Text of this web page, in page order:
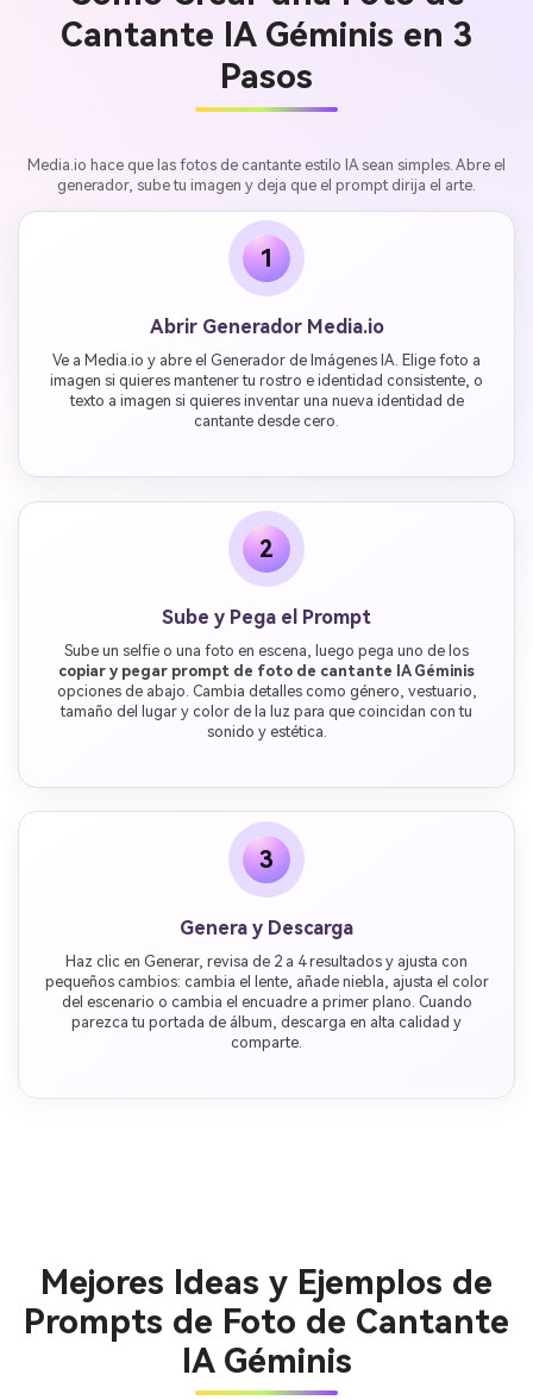
Cantante IA Géminis en 3
Pasos
Media.io hace que las fotos de cantante estilo IA sean simples. Abre el
generador, sube tu imagen y deja que el prompt dirija el arte.
1
Abrir Generador Media.io
Ve a Media.io y abre el Generador de Imágenes IA. Elige foto a
imagen si quieres mantener tu rostro e identidad consistente, o
texto a imagen si quieres inventar una nueva identidad de
cantante desde cero.
2
Sube y Pega el Prompt
Sube un selfie o una foto en escena, luego pega uno de los
copiar y pegar prompt de foto de cantante IA Géminis
opciones de abajo. Cambia detalles como género, vestuario,
tamaño del lugar y color de la luz para que coincidan con tu
sonido y estética.
3
Genera y Descarga
Haz clic en Generar, revisa de 2 a 4 resultados y ajusta con
pequeños cambios: cambia el lente, añade niebla, ajusta el color
del escenario o cambia el encuadre a primer plano. Cuando
parezca tu portada de álbum, descarga en alta calidad y
comparte.
Mejores Ideas y Ejemplos de
Prompts de Foto de Cantante
IA Géminis